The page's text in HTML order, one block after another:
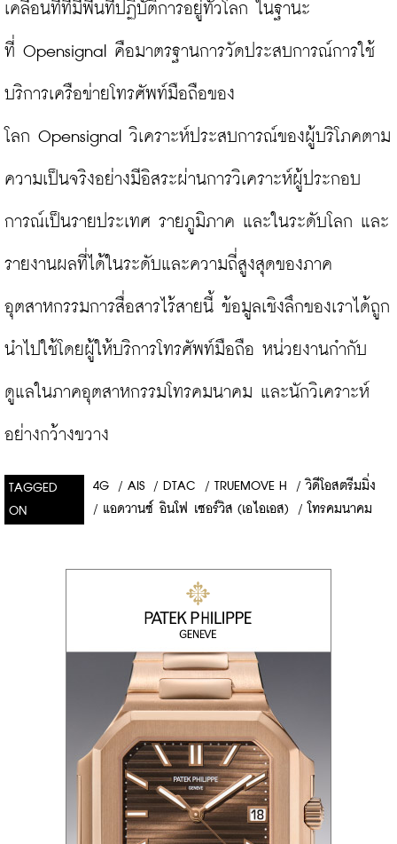
เคลื่อนที่ที่มีพื้นที่ปฏิบัติการอยู่ทั่วโลก ในฐานะ
ที่ Opensignal คือมาตรฐานการวัดประสบการณ์การใช้
บริการเครือข่ายโทรศัพท์มือถือของ
โลก Opensignal วิเคราะห์ประสบการณ์ของผู้บริโภคตาม
ความเป็นจริงอย่างมีอิสระผ่านการวิเคราะห์ผู้ประกอบ
การณ์เป็นรายประเทศ รายภูมิภาค และในระดับโลก และ
รายงานผลที่ได้ในระดับและความถี่สูงสุดของภาค
อุตสาหกรรมการสื่อสารไร้สายนี้ ข้อมูลเชิงลึกของเราได้ถูก
นำไปใช้โดยผู้ให้บริการโทรศัพท์มือถือ หน่วยงานกำกับ
ดูแลในภาคอุตสาหกรรมโทรคมนาคม และนักวิเคราะห์
อย่างกว้างขวาง
TAGGED
ON
4G / AIS / DTAC / TRUEMOVE H / วิดีโอสตรีมมิ่ง
/ แอดวานซ์ อินโฟ เซอร์วิส (เอไอเอส) / โทรคมนาคม